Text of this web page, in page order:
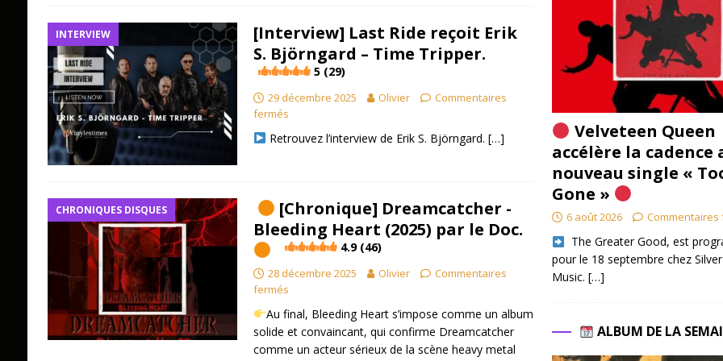
INTERVIEW
[Interview] Last Ride reçoit Erik
S. Björngard – Time Tripper.
5 (29)
29 décembre 2025 Olivier
Commentaires
fermés
Retrouvez l’interview de Erik S. Björngard. […]
CHRONIQUES DISQUES
[Chronique] Dreamcatcher -
Bleeding Heart (2025) par le Doc.
4.9 (46)
28 décembre 2025 Olivier
Commentaires
fermés
Au final, Bleeding Heart s’impose comme un album
solide et convaincant, qui confirme Dreamcatcher
comme un acteur sérieux de la scène heavy metal
Velveteen Queen
accélère la cadence
nouveau single «
Gone »
6 août 2026 Commentaires
The Greater Good, est
pour le 18 septembre chez
Music. […]
ALBUM DE LA